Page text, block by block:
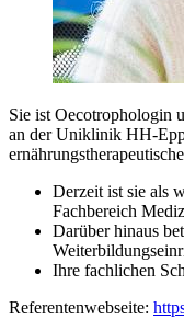
Sie ist Oecotrophologin
an der Uniklinik HH-
Derzeit ist sie als
Fachbereich
Darüber hinaus
Ihre fachlichen
Referentenwebseite: